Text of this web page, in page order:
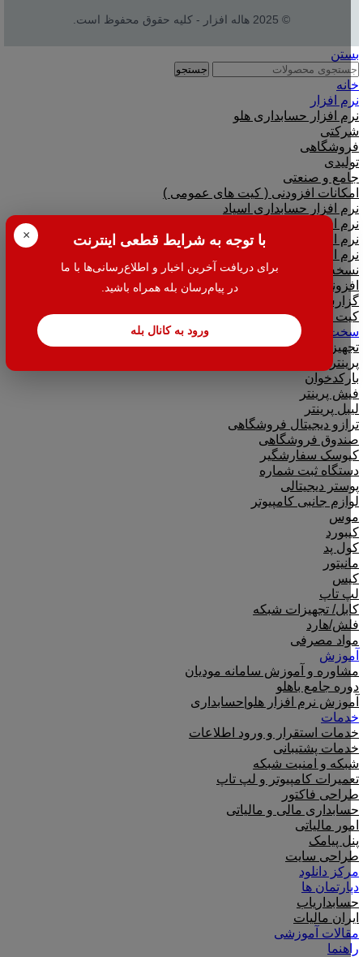
× با توجه به شرایط قطعی اینترنت
برای دریافت آخرین اخبار و اطلاع‌رسانی‌ها با ما
در پیام‌رسان بله همراه باشید.
ورود به کانال بله
© 2025 هاله افزار - کلیه حقوق محفوظ است.
بستن
جستجو
خانه
نرم افزار
نرم افزار حسابداری هلو
شرکتی
فروشگاهی
تولیدی
جامع و صنعتی
امکانات افزودنی ( کیت های عمومی )
نرم افزار حسابداری اسپاد
نرم افزارهای مشاغل
نرم افزار تحت وب|بدکا
نرم افزار CRM|لینک به هلو
نسخه آموزشی حسابداری هلو
افزونه متصل به نرم افزار هلو
گزارش گیر نرم افزار هلو
کیت هلو
سخت افزار
تجهیزات فروشگاهی
پرینتر
بارکدخوان
فیش پرینتر
لیبل پرینتر
ترازو دیجیتال فروشگاهی
صندوق فروشگاهی
کیوسک سفارشگیر
دستگاه ثبت شماره
پوستر دیجیتالی
لوازم جانبی کامپیوتر
موس
کیبورد
کول پد
مانیتور
کیس
لپ تاپ
کابل/ تجهیزات شبکه
فلش/هارد
مواد مصرفی
آموزش
مشاوره و آموزش سامانه مودیان
دوره جامع باهلو
آموزش نرم افزار هلو|حسابداری
خدمات
خدمات استقرار و ورود اطلاعات
خدمات پشتیبانی
شبکه و امنیت شبکه
تعمیرات کامپیوتر و لپ تاپ
طراحی فاکتور
حسابداری مالی و مالیاتی
امور مالیاتی
پنل پیامک
طراحی سایت
مرکز دانلود
دپارتمان ها
حسابداریاب
ایران مالیات
مقالات آموزشی
راهنما